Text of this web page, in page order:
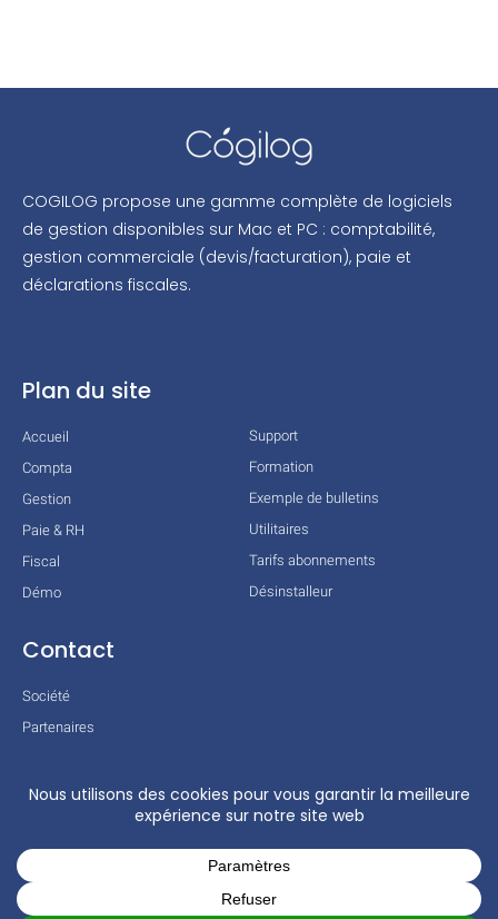
COGILOG propose une gamme complète de logiciels
de gestion disponibles sur Mac et PC : comptabilité,
gestion commerciale (devis/facturation), paie et
déclarations fiscales.
Plan du site
Accueil
Compta
Gestion
Paie & RH
Fiscal
Démo
Support
Formation
Exemple de bulletins
Utilitaires
Tarifs abonnements
Désinstalleur
Contact
Société
Partenaires
Mentions légales
Conditions générales
Actualités